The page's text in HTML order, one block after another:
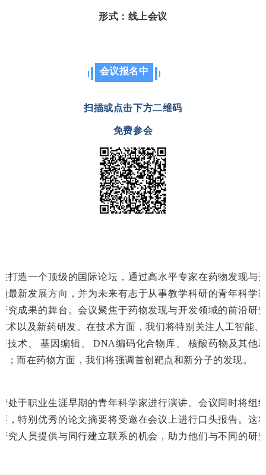
形式：线上会议
会议报名中
扫描或点击下方二维码
免费参会
打造一个顶级的国际论坛，通过高水平专家在药物发现与
最新发展方向，并为未来有志于从事教学科研的青年科学
究成果的舞台。会议聚焦于药物发现与开发领域的前沿研
术以及新药研发。在技术方面，我们将特别关注人工智能、
技术、 基因编辑、 DNA编码化合物库、 核酸药物及其他
；而在药物方面，我们将强调首创靶点和新分子的发现。
处于职业生涯早期的青年科学家进行演讲。会议同时将组
，特别优秀的论文摘要将受邀在会议上进行口头报告。这
究人员提供与同行建立联系的机会，助力他们与不同的研